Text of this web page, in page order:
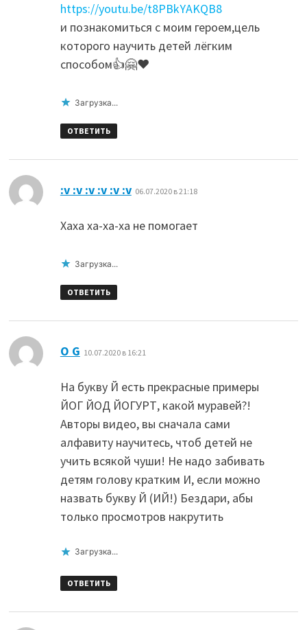
https://youtu.be/t8PBkYAKQB8
и познакомиться с моим героем,цель
которого научить детей лёгким
способом👍🤗❤️
Загрузка...
ОТВЕТИТЬ
:v :v :v :v :v :v: 06.07.2020 в 21:18
Хаха ха-ха-ха не помогает
Загрузка...
ОТВЕТИТЬ
О G 10.07.2020 в 16:21
На букву Й есть прекрасные примеры
ЙОГ ЙОД ЙОГУРТ, какой муравей?!
Авторы видео, вы сначала сами
алфавиту научитесь, чтоб детей не
учить всякой чуши! Не надо забивать
детям голову кратким И, если можно
назвать букву Й (ИЙ!) Бездари, абы
только просмотров накрутить
Загрузка...
ОТВЕТИТЬ